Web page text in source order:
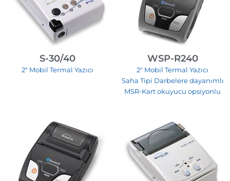
S-30/40
2″ Mobil Termal Yazıcı
WSP-R240
2″ Mobil Termal Yazıcı
Saha Tipi Darbelere dayanımlı
MSR-Kart okuyucu opsiyonlu